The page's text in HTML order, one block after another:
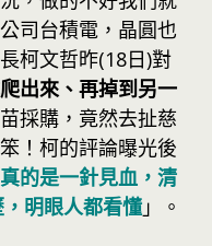
司台積電，晶圓也
柯文哲昨(18日)對
出來、再掉到另一
採購，竟然去扯慈
！柯的評論曝光後
真的是一針見血，清
明眼人都看懂 」。